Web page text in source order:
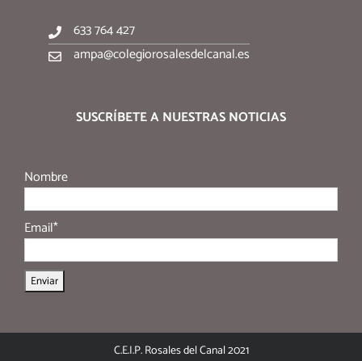
633 764 427
ampa@colegiorosalesdelcanal.es
SUSCRÍBETE A NUESTRAS NOTICIAS
Nombre
Email*
C.E.I.P. Rosales del Canal 2021